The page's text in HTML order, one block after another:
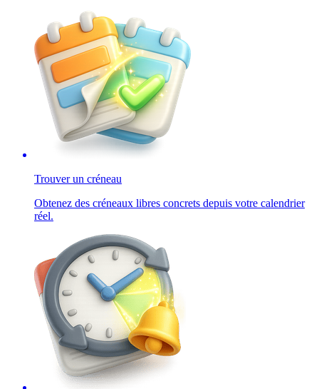
Trouver un créneau
Obtenez des créneaux libres concrets depuis votre calendrier
réel.